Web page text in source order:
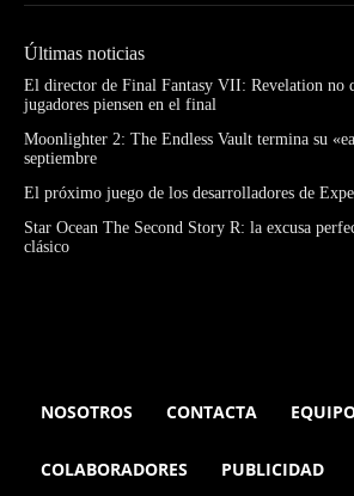
Últimas noticias
El director de Final Fantasy VII: Revelation no
jugadores piensen en el final
Moonlighter 2: The Endless Vault termina su
septiembre
El próximo juego de los desarrolladores de
Star Ocean The Second Story R: la excusa
clásico
NOSOTROS CONTACTA
COLABORADORES PUBLICIDAD